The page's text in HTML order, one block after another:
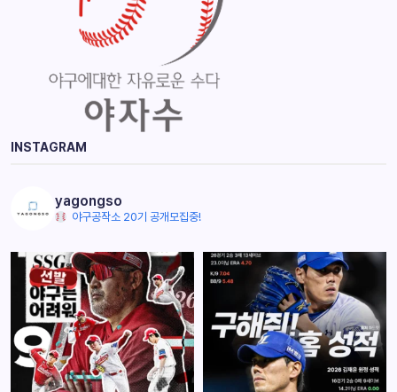
INSTAGRAM
yagongso
야구공작소 20기 공개모집중!